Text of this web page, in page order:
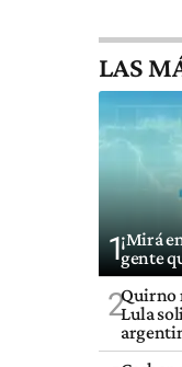
LAS
1¡Mirá
gente
2Quirno
Lula